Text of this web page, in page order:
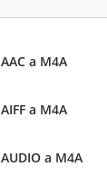
AAC a M4A
AIFF a M4A
AUDIO a M4A